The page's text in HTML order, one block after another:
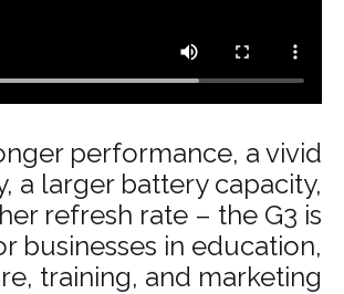
performance, a vivid
a larger battery capacity,
refresh rate – the G3 is
businesses in education,
training, and marketing.